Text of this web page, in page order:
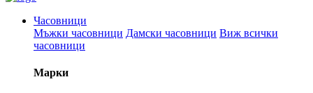
Часовници
Мъжки часовници Дамски часовници Виж всички
часовници
Марки